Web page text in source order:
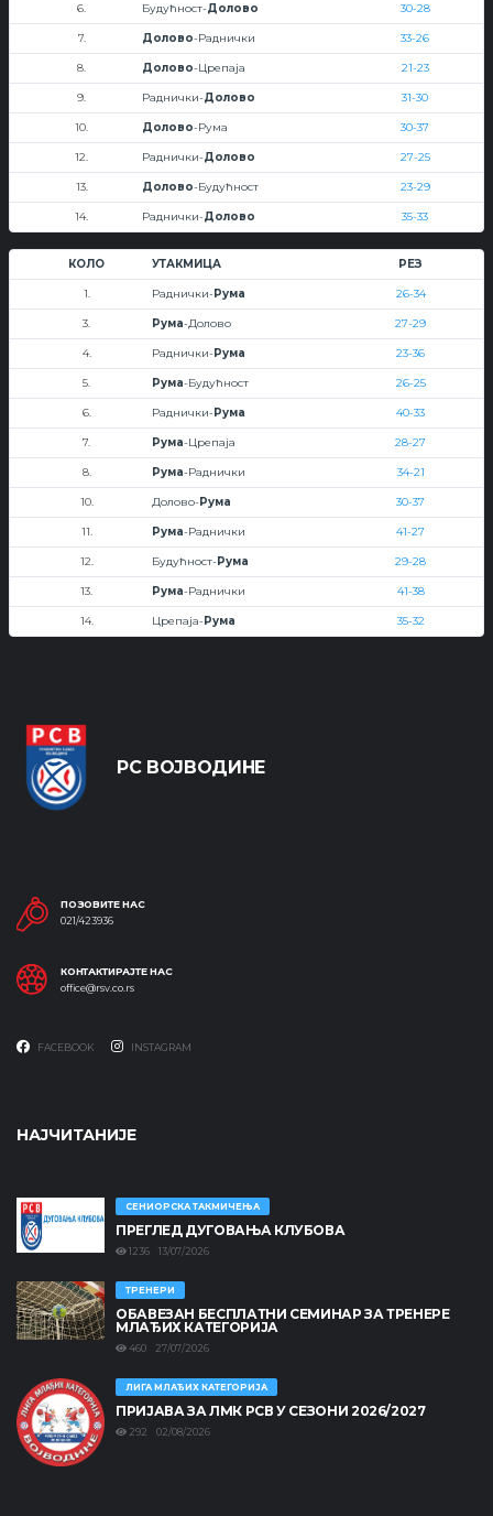
6. Будућност-Долово 30-28
7. Долово-Раднички 33-26
8. Долово-Црепаја 21-23
9. Раднички-Долово 31-30
10. Долово-Рума 30-37
12. Раднички-Долово 27-25
13. Долово-Будућност 23-29
14. Раднички-Долово 35-33
КОЛО УТАКМИЦА РЕЗ
1. Раднички-Рума 26-34
3. Рума-Долово 27-29
4. Раднички-Рума 23-36
5. Рума-Будућност 26-25
6. Раднички-Рума 40-33
7. Рума-Црепаја 28-27
8. Рума-Раднички 34-21
10. Долово-Рума 30-37
11. Рума-Раднички 41-27
12. Будућност-Рума 29-28
13. Рума-Раднички 41-38
14. Црепаја-Рума 35-32
РС ВОЈВОДИНЕ
ПОЗОВИТЕ НАС
021/423936
КОНТАКТИРАЈТЕ НАС
office@rsv.co.rs
FACEBOOK INSTAGRAM
НАЈЧИТАНИЈЕ
СЕНИОРСКА ТАКМИЧЕЊА
ПРЕГЛЕД ДУГОВАЊА КЛУБОВА
1236 13/07/2026
ТРЕНЕРИ
ОБАВЕЗАН БЕСПЛАТНИ СЕМИНАР ЗА ТРЕНЕРЕ
МЛАЂИХ КАТЕГОРИЈА
460 27/07/2026
ЛИГА МЛАЂИХ КАТЕГОРИЈА
ПРИЈАВА ЗА ЛМК РСВ У СЕЗОНИ 2026/2027
292 02/08/2026